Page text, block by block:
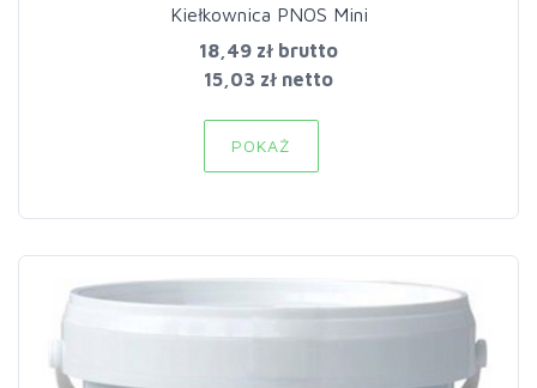
Kiełkownica PNOS Mini
18,49 zł brutto
15,03 zł netto
POKAŻ